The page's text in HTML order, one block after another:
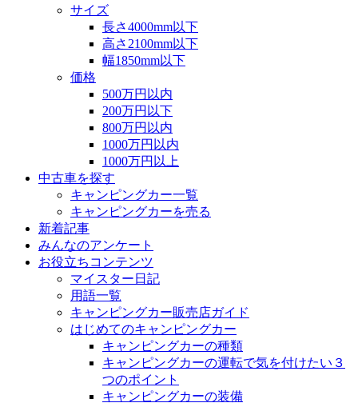
サイズ
長さ4000mm以下
高さ2100mm以下
幅1850mm以下
価格
500万円以内
200万円以下
800万円以内
1000万円以内
1000万円以上
中古車を探す
キャンピングカー一覧
キャンピングカーを売る
新着記事
みんなのアンケート
お役立ちコンテンツ
マイスター日記
用語一覧
キャンピングカー販売店ガイド
はじめてのキャンピングカー
キャンピングカーの種類
キャンピングカーの運転で気を付けたい３
つのポイント
キャンピングカーの装備